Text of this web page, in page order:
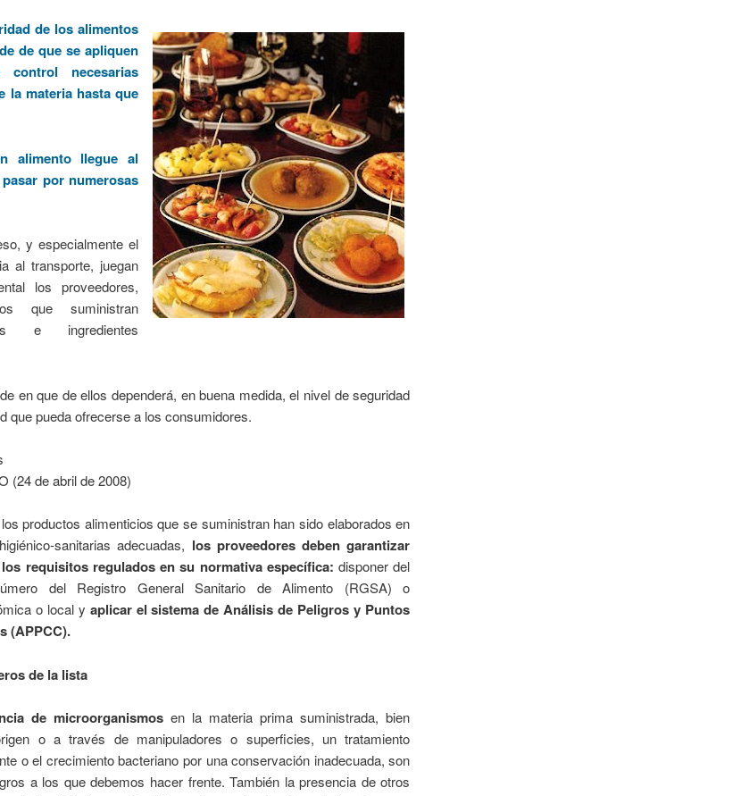
de los alimentos
de que se apliquen
necesarias
la materia hasta que
alimento llegue al
por numerosas
y especialmente el
al transporte, juegan
los proveedores,
que suministran
e ingredientes
en que de ellos dependerá, en buena medida, el nivel de seguridad
que pueda ofrecerse a los consumidores.
(24 de abril de 2008)
productos alimenticios que se suministran han sido elaborados en
sanitarias adecuadas, los proveedores deben garantizar
requisitos regulados en su normativa específica: disponer del
del Registro General Sanitario de Alimento (RGSA) o
o local y aplicar el sistema de Análisis de Peligros y Puntos
(APPCC).
de la lista
de microorganismosen la materia prima suministrada, bien
o a través de manipuladores o superficies, un tratamiento
o el crecimiento bacteriano por una conservación inadecuada, son
a los que debemos hacer frente. También la presencia de otros